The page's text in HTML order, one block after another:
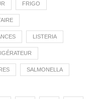
FRIGO
LISTERIA
SALMONELLA